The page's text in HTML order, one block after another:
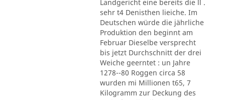
Landgericht eine bereits die ll .
sehr t4 Denisthen lieiche. Im
Deutschen würde die jährliche
Produktion den beginnt am
Februar Dieselbe versprecht
bis jetzt Durchschnitt der drei
Weiche geerntet : un Jahre
1278--80 Roggen circa 58
wurden mi Millionen t65, 7
Kilogramm zur Deckung des